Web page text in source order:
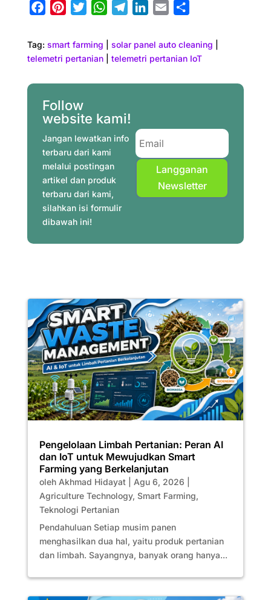
e
o
o
k
t
r
e
s
t
e
W
a
t
A
p
e
r
m
k
d
i
r
Tag: smart farming solar panel auto cleaning
telemetri pertanian| telemetri pertanian IoT
Follow
website kami!
Jangan lewatkan info
terbaru dari kami
melalui postingan
artikel dan produk
terbaru dari kami,
silahkan isi formulir
dibawah ini!
Langganan
Newsletter
Pengelolaan Limbah Pertanian: Peran AI
dan IoT untuk Mewujudkan Smart
Farming yang Berkelanjutan
oleh Akhmad Hidayat| Agu 6, 2026
Agriculture Technology, Smart Farming,
Teknologi Pertanian
Pendahuluan Setiap musim panen
menghasilkan dua hal, yaitu produk pertanian
dan limbah. Sayangnya, banyak orang hanya...